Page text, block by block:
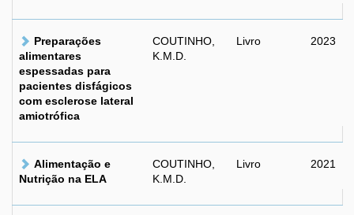
Preparações
alimentares
espessadas para
pacientes disfágicos
com esclerose lateral
amiotrófica
COUTINHO,
K.M.D.
Livro 2023
Alimentação e
Nutrição na ELA
COUTINHO,
K.M.D.
Livro 2021